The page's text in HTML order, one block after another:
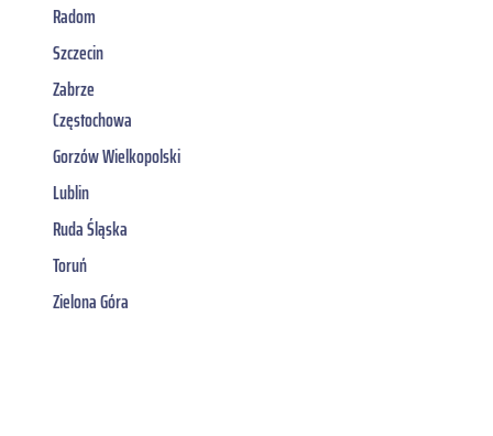
Radom
Szczecin
Zabrze
Częstochowa
Gorzów Wielkopolski
Lublin
Ruda Śląska
Toruń
Zielona Góra